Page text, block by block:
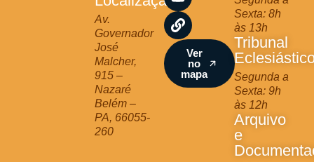
Av.
Governador
José
Malcher,
915 –
Nazaré
Belém –
PA, 66055-
260
g
r
a
m
o
o
k
b
e
Ver
no
mapa
Sexta: 8h
às 13h
Tribunal
Segunda a
Sexta: 9h
às 12h
Arquivo
e